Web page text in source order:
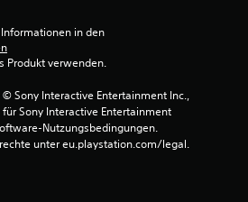
e
in den
Produkt verwenden.
Sony Interactive Entertainment Inc.,
Sony Interactive Entertainment
Nutzungsbedingungen.
unter eu.playstation.com/legal.